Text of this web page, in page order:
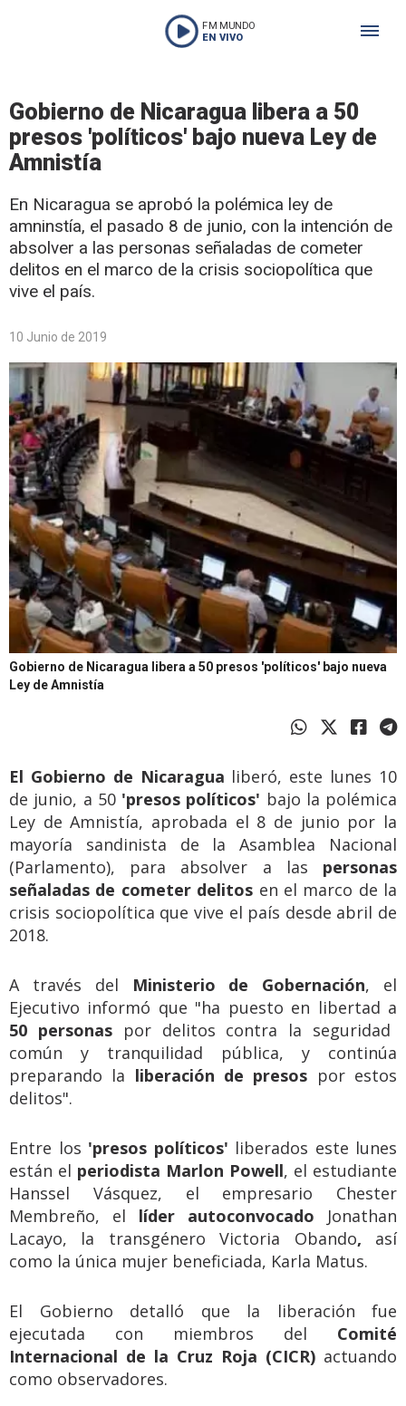
FM MUNDO
EN VIVO
Gobierno de Nicaragua libera a 50
presos 'políticos' bajo nueva Ley de
Amnistía
En Nicaragua se aprobó la polémica ley de
amninstía, el pasado 8 de junio, con la intención de
absolver a las personas señaladas de cometer
delitos en el marco de la crisis sociopolítica que
vive el país.
10 Junio de 2019
Gobierno de Nicaragua libera a 50 presos 'políticos' bajo nueva
Ley de Amnistía
El Gobierno de Nicaragua liberó, este lunes 10
de junio, a 50 'presos políticos' bajo la polémica
Ley de Amnistía, aprobada el 8 de junio por la
mayoría sandinista de la Asamblea Nacional
(Parlamento), para absolver a las personas
señaladas de cometer delitos en el marco de la
crisis sociopolítica que vive el país desde abril de
2018.
A través del Ministerio de Gobernación, el
Ejecutivo informó que "ha puesto en libertad a
50 personaspor delitos contra la seguridad
común y tranquilidad pública, y continúa
preparando la liberación de presos por estos
delitos".
Entre los 'presos políticos' liberados este lunes
están el periodista Marlon Powell, el estudiante
Hanssel Vásquez, el empresario Chester
Membreño, el líder autoconvocado Jonathan
Lacayo, la transgénero Victoria Obando, así
como la única mujer beneficiada, Karla Matus.
El Gobierno detalló que la liberación fue
ejecutada con miembros del Comité
Internacional de la Cruz Roja (CICR) actuando
como observadores.